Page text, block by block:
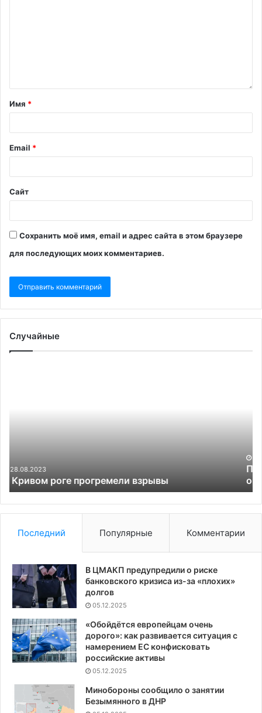
Имя *
Email *
Сайт
Сохранить моё имя, email и адрес сайта в этом браузере
для последующих моих комментариев.
Случайные
организатора IELTS The British Council
Последний Популярные Комментарии
В ЦМАКП предупредили о риске
банковского кризиса из-за «плохих»
долгов
05.12.2025
«Обойдётся европейцам очень
дорого»: как развивается ситуация с
намерением ЕС конфисковать
российские активы
05.12.2025
Минобороны сообщило о занятии
Безымянного в ДНР